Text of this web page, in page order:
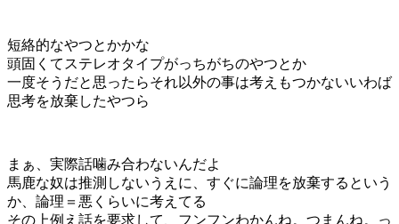
短絡的なやつとかかな
頭固くてステレオタイプがっちがちのやつとか
一度そうだと思ったらそれ以外の事は考えもつかないいわば
思考を放棄したやつら
まぁ、実際話噛み合わないんだよ
馬鹿な奴は推測しないうえに、すぐに論理を放棄するという
か、論理＝悪くらいに考えてる
その上例え話を要求して、フンフンわかんね。つまんね。っ